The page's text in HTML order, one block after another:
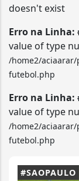
doesn't exist
Erro na Linha:
value of type
/home2/
futebol.php
Erro na Linha:
value of type
/home2/
futebol.php
#SAOPAULO